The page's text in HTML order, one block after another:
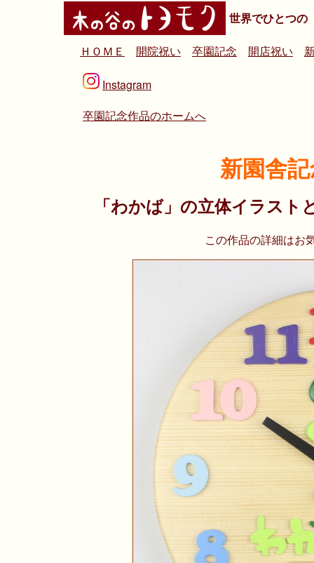
世界でひとつの
ＨＯＭＥ 開院祝い 卒園記念 開店祝い
Instagram
卒園記念作品のホームへ
新園舎
「わかば」の立体イラス
この作品の詳細はお